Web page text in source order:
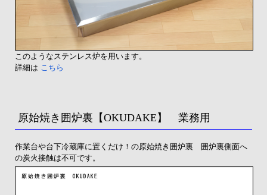
このようなステンレス炉を用います。
詳細は こちら
原始焼き囲炉裏【OKUDAKE】 業務用
作業台や台下冷蔵庫に置くだけ！の原始焼き囲炉裏 囲炉裏側面へ
の炭火接触は不可です。